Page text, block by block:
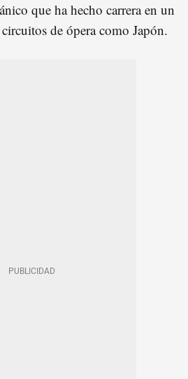
que ha hecho carrera en un
de ópera como Japón.